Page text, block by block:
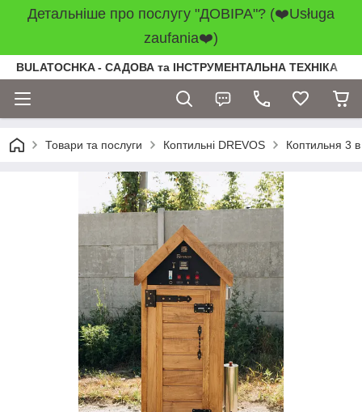
Детальніше про послугу "ДОВІРА"? (❤️Usługa
zaufania❤️)
BULATOCHKA - САДОВА та ІНСТРУМЕНТАЛЬНА ТЕХНІКА
Товари та послуги Коптильні DREVOS Коптильня 3